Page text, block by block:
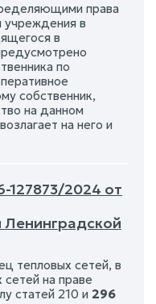
права
учреждения в
в
по
собственник,
на данном
на него и
2024 от
тепловых сетей, в
на праве
статей 210 и 296